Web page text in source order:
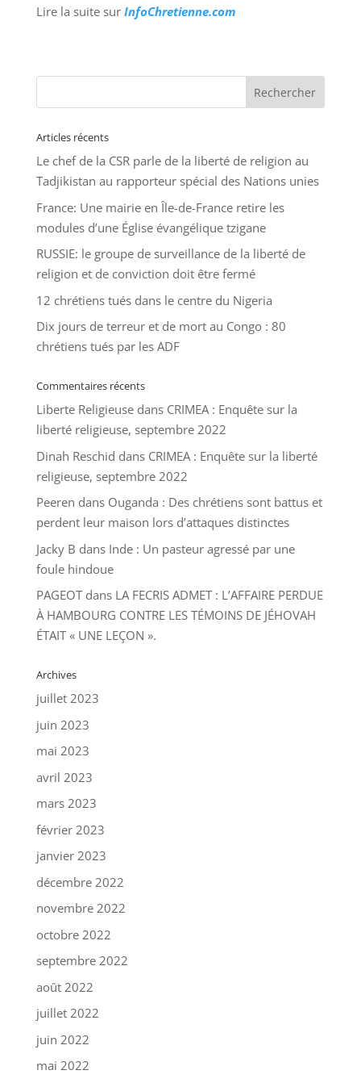
Lire la suite sur InfoChretienne.com
Articles récents
Le chef de la CSR parle de la liberté de religion au
Tadjikistan au rapporteur spécial des Nations unies
France: Une mairie en Île-de-France retire les
modules d’une Église évangélique tzigane
RUSSIE: le groupe de surveillance de la liberté de
religion et de conviction doit être fermé
12 chrétiens tués dans le centre du Nigeria
Dix jours de terreur et de mort au Congo : 80
chrétiens tués par les ADF
Commentaires récents
Liberte Religieusedans CRIMEA : Enquête sur la
liberté religieuse, septembre 2022
Dinah Reschid dans CRIMEA : Enquête sur la liberté
religieuse, septembre 2022
Peeren dans Ouganda : Des chrétiens sont battus et
perdent leur maison lors d’attaques distinctes
Jacky B dans Inde : Un pasteur agressé par une
foule hindoue
PAGEOTdans LA FECRIS ADMET : L’AFFAIRE PERDUE
À HAMBOURG CONTRE LES TÉMOINS DE JÉHOVAH
ÉTAIT « UNE LEÇON ».
Archives
juillet 2023
juin 2023
mai 2023
avril 2023
mars 2023
février 2023
janvier 2023
décembre 2022
novembre 2022
octobre 2022
septembre 2022
août 2022
juillet 2022
juin 2022
mai 2022